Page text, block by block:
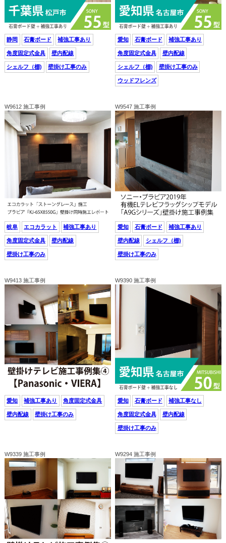
静岡 石膏ボード 補強工事あり
角度固定式金具 壁内配線
シェルフ（棚) 壁掛け工事のみ
愛知 石膏ボード 補強工事あり
角度固定式金具 壁内配線
シェルフ（棚) 壁掛け工事のみ
ウッドフレンズ
W9612 施工事例
岐阜 エコカラット 補強工事あり
角度固定式金具 壁内配線
壁掛け工事のみ
W9547 施工事例
愛知 石膏ボード 補強工事あり
壁内配線 シェルフ（棚)
壁掛け工事のみ
W9413 施工事例
愛知 補強工事あり 角度固定式金具
壁内配線 壁掛け工事のみ
W9390 施工事例
愛知 石膏ボード 補強工事なし
角度固定式金具 壁内配線
壁掛け工事のみ
W9339 施工事例 W9294 施工事例